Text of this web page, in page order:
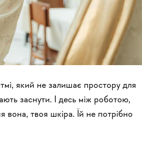
який не залишає простору для
заснути. І десь між роботою,
вона, твоя шкіра. Їй не потрібно